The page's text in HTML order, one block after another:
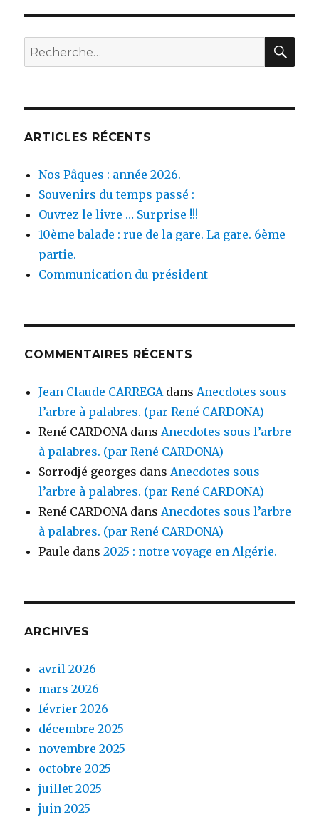
Recherche
pour :
ARTICLES RÉCENTS
Nos Pâques : année 2026.
Souvenirs du temps passé :
Ouvrez le livre … Surprise !!!
10ème balade : rue de la gare. La gare. 6ème
partie.
Communication du président
COMMENTAIRES RÉCENTS
Jean Claude CARREGAdansAnecdotes sous
l’arbre à palabres. (par René CARDONA)
René CARDONAdansAnecdotes sous l’arbre
à palabres. (par René CARDONA)
Sorrodjé georges dansAnecdotes sous
l’arbre à palabres. (par René CARDONA)
René CARDONAdansAnecdotes sous l’arbre
à palabres. (par René CARDONA)
Paule dans2025 : notre voyage en Algérie.
ARCHIVES
avril 2026
mars 2026
février 2026
décembre 2025
novembre 2025
octobre 2025
juillet 2025
juin 2025